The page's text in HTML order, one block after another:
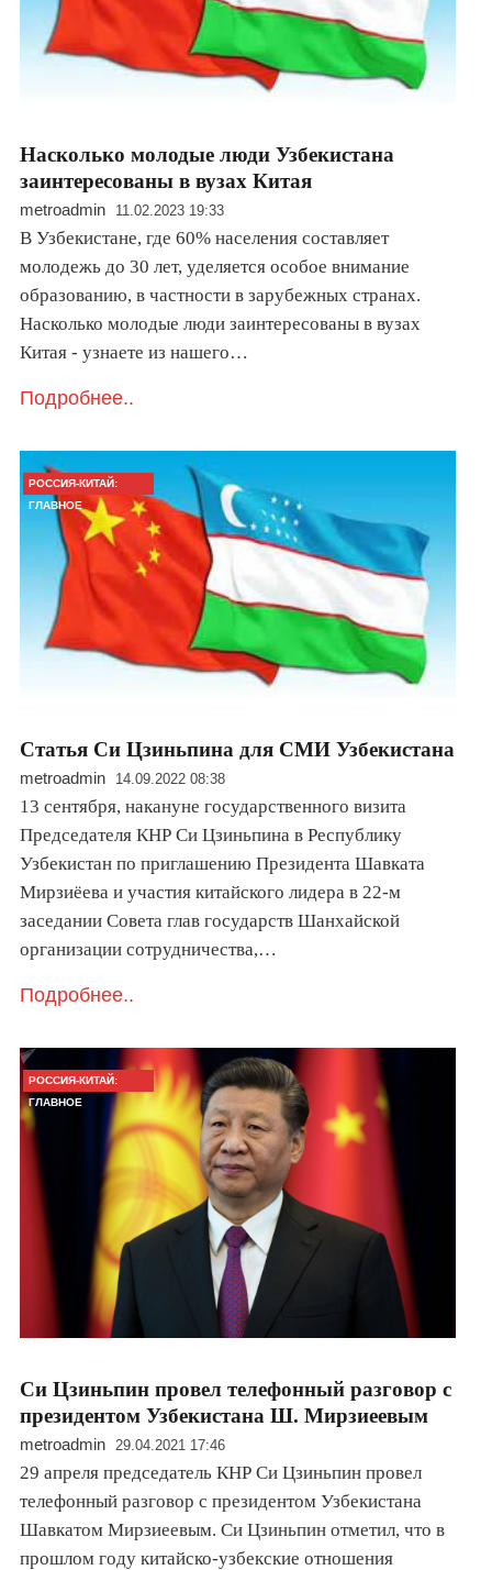
Насколько молодые люди Узбекистана
заинтересованы в вузах Китая
metroadmin 11.02.2023 19:33
В Узбекистане, где 60% населения составляет
молодежь до 30 лет, уделяется особое внимание
образованию, в частности в зарубежных странах.
Насколько молодые люди заинтересованы в вузах
Китая - узнаете из нашего…
Подробнее..
РОССИЯ-КИТАЙ:
ГЛАВНОЕ
Статья Си Цзиньпина для СМИ Узбекистана
metroadmin 14.09.2022 08:38
13 сентября, накануне государственного визита
Председателя КНР Си Цзиньпина в Республику
Узбекистан по приглашению Президента Шавката
Мирзиёева и участия китайского лидера в 22-м
заседании Совета глав государств Шанхайской
организации сотрудничества,…
Подробнее..
РОССИЯ-КИТАЙ:
ГЛАВНОЕ
Си Цзиньпин провел телефонный разговор с
президентом Узбекистана Ш. Мирзиеевым
metroadmin 29.04.2021 17:46
29 апреля председатель КНР Си Цзиньпин провел
телефонный разговор с президентом Узбекистана
Шавкатом Мирзиеевым. Си Цзиньпин отметил, что в
прошлом году китайско-узбекские отношения